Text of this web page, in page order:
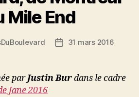
Mile End
Date31 mars 2016
parJustin Burdans le cadre
Jane 2016